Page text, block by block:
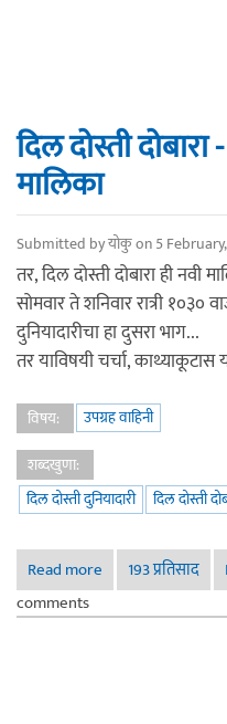
दिल दोस्ती
मालिका
Submitted byयोकुon 5
तर, दिल दोस्ती दोबारा ही नवी
सोमवार ते शनिवार रात्री १०३०
दुनियादारीचा हा दुसरा भाग...
तर याविषयी चर्चा,
विषय:
उपग्रह वाहिनी
शब्दखुणा:
दिल दोस्ती दुनियादारी
दिल दोस्ती
Read more about दिल दोस्ती
193 प्रतिसाद
comments